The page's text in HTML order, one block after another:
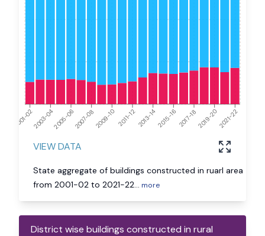
2001-022003-042005-062007-082009-10 2011-122013-142015-162017-182019-202021-22
VIEW DATA
State aggregate of buildings constructed in ruarl area
from 2001-02 to 2021-22... more
District wise buildings constructed in rural